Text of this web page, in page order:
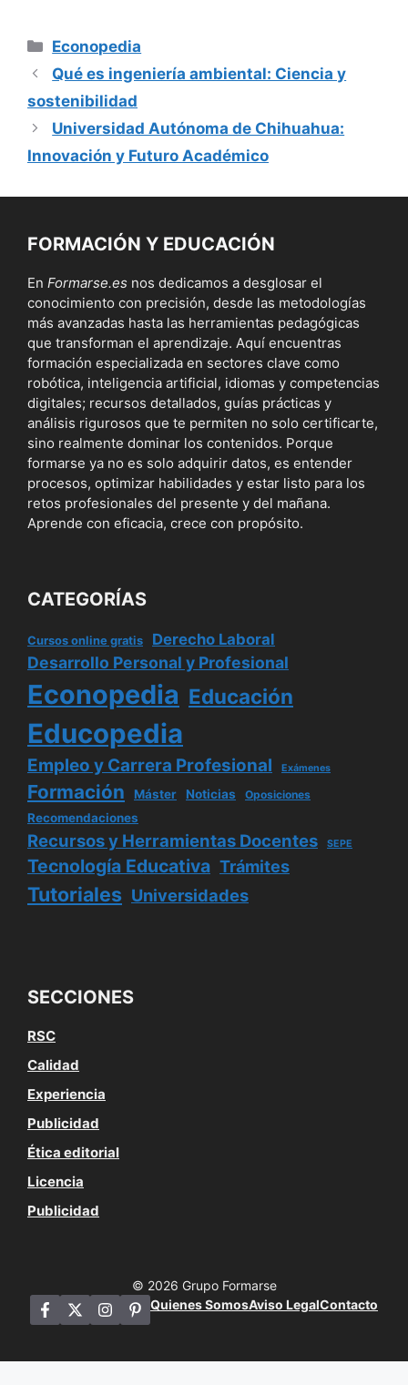
Categorías
Econopedia
Qué es ingeniería ambiental: Ciencia y
sostenibilidad
Universidad Autónoma de Chihuahua:
Innovación y Futuro Académico
FORMACIÓN Y EDUCACIÓN
En Formarse.es nos dedicamos a desglosar el
conocimiento con precisión, desde las metodologías
más avanzadas hasta las herramientas pedagógicas
que transforman el aprendizaje. Aquí encuentras
formación especializada en sectores clave como
robótica, inteligencia artificial, idiomas y competencias
digitales; recursos detallados, guías prácticas y
análisis rigurosos que te permiten no solo certificarte,
sino realmente dominar los contenidos. Porque
formarse ya no es solo adquirir datos, es entender
procesos, optimizar habilidades y estar listo para los
retos profesionales del presente y del mañana.
Aprende con eficacia, crece con propósito.
CATEGORÍAS
Cursos online gratis Derecho Laboral
Desarrollo Personal y Profesional
Econopedia Educación
Educopedia
Empleo y Carrera Profesional Exámenes
Formación Máster Noticias Oposiciones
Recomendaciones
Recursos y Herramientas Docentes SEPE
Tecnología Educativa Trámites
Tutoriales Universidades
SECCIONES
RSC
Calidad
Experiencia
Publicidad
Ética editorial
Licencia
Publicidad
© 2026 Grupo Formarse
Quienes SomosAviso LegalContacto